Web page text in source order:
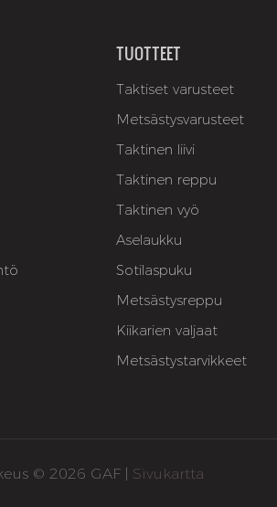
TUOTTEET
Taktiset varusteet
Metsästysvarusteet
Taktinen liivi
Taktinen reppu
Taktinen vyö
Aselaukku
Sotilaspuku
Metsästysreppu
Kiikarien valjaat
Metsästystarvikkeet
© 2026 GAF | Sivukartta